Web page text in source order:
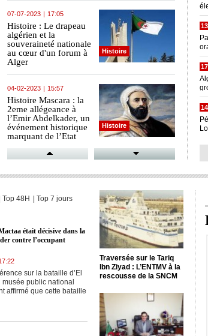
commémorant les
manifestations du 17
octobre 1961
Histoire
07-07-2023 | 17:05
Histoire : Le drapeau
algérien et la
souveraineté nationale
au cœur d'un forum à
Alger
Histoire
04-02-2023 | 15:57
Histoire Mascara : la
2eme allégeance à
l’Emir Abdelkader, un
événement historique
marquant de l’Etat
(spécialistes)
Histoire
Les guillotinés du 8
la répression coloniale
Histoire
25-12-2022
Commémoration du
de la mort de son
premier président
Mostaganem: le
Top 48H Top 7 jours
était décisive dans la
contre l’occupant
sur la bataille d’El
public national
affirmé que cette bataille
Traversée sur le Tariq
Ibn Ziyad : L’ENTMV à la
rescousse de la SNCM